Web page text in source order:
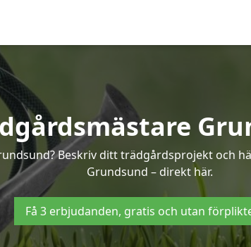
Beskriv ditt trädgårdsprojekt och
Grundsund – direkt här.
Få 3 erbjudanden, gratis och utan